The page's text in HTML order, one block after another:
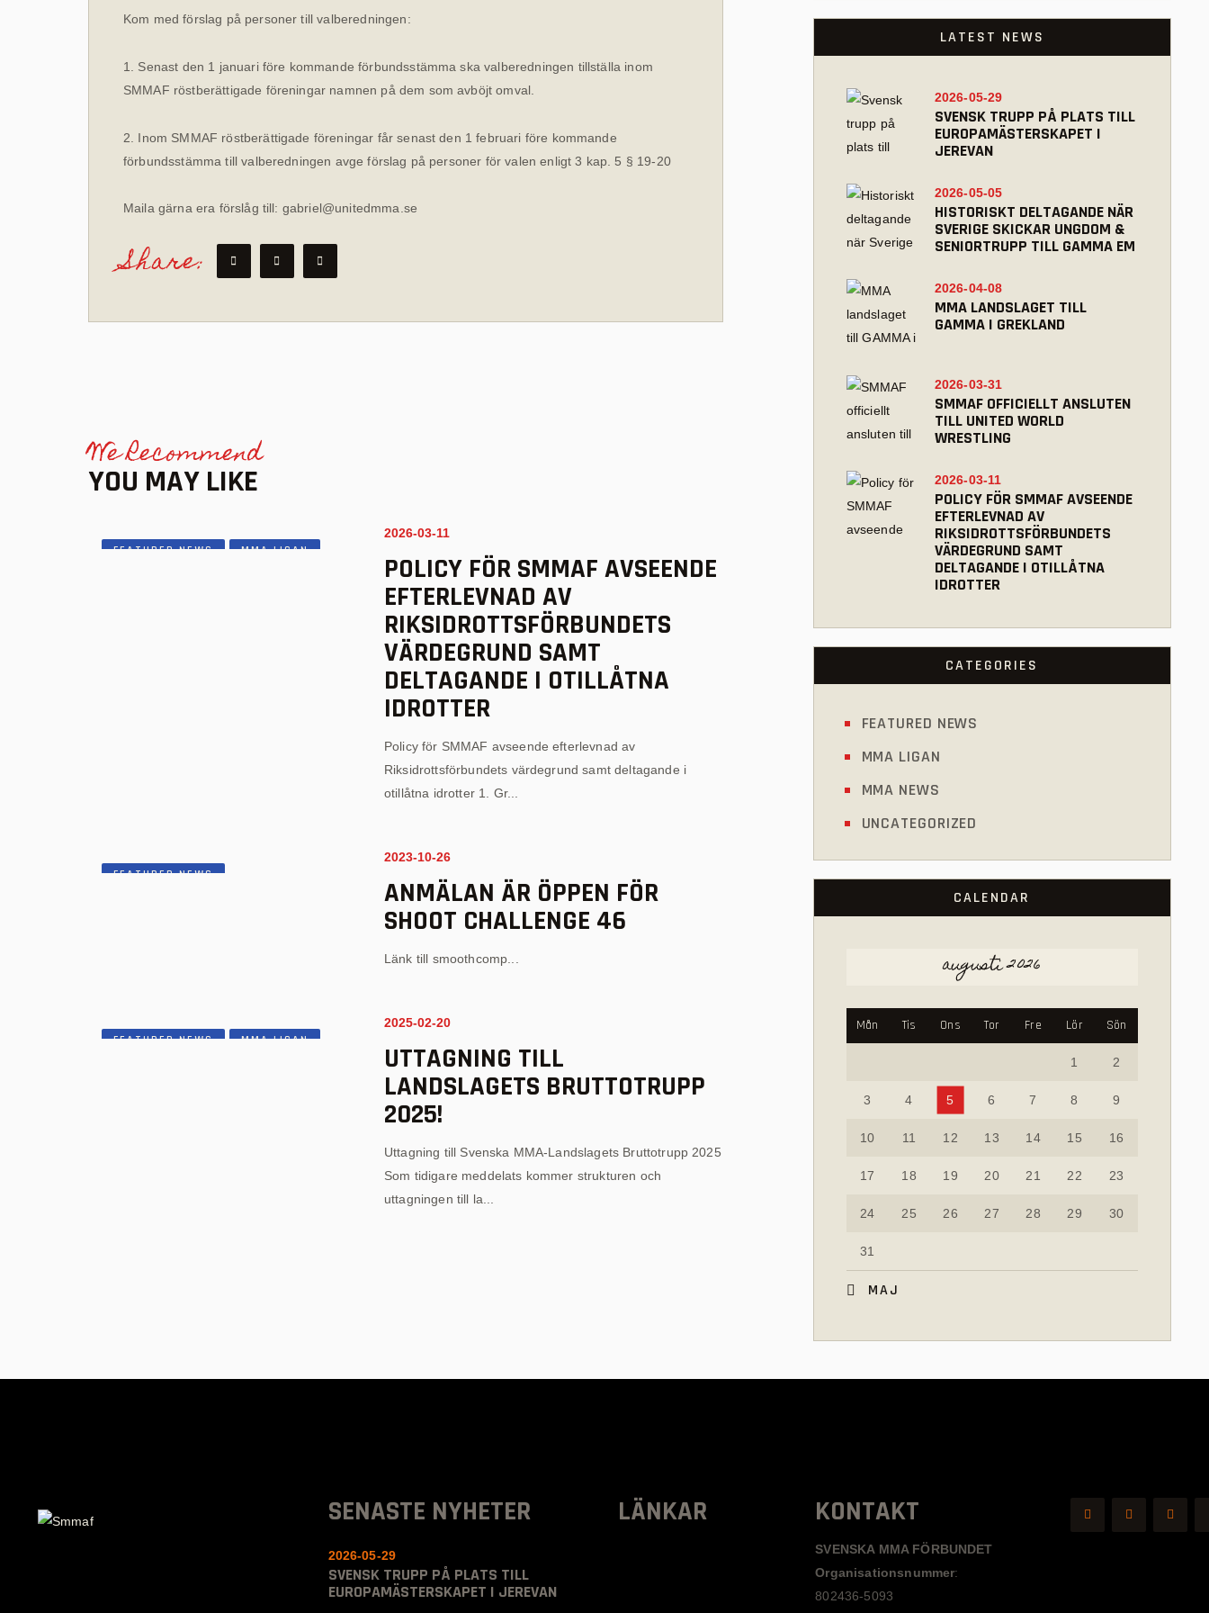
Kom med förslag på personer till valberedningen:
1. Senast den 1 januari före kommande förbundsstämma ska valberedningen tillställa inom
SMMAF röstberättigade föreningar namnen på dem som avböjt omval.
2. Inom SMMAF röstberättigade föreningar får senast den 1 februari före kommande
förbundsstämma till valberedningen avge förslag på personer för valen enligt 3 kap. 5 § 19-20
Maila gärna era förslåg till: gabriel@unitedmma.se
Share:
We Recommend
YOU MAY LIKE
FEATURED NEWS
MMA LIGAN
2026-03-11
POLICY FÖR SMMAF AVSEENDE
EFTERLEVNAD AV
RIKSIDROTTSFÖRBUNDETS
VÄRDEGRUND SAMT
DELTAGANDE I OTILLÅTNA
IDROTTER
Policy för SMMAF avseende efterlevnad av
Riksidrottsförbundets värdegrund samt deltagande i
otillåtna idrotter 1. Gr...
FEATURED NEWS
2023-10-26
ANMÄLAN ÄR ÖPPEN FÖR
SHOOT CHALLENGE 46
Länk till smoothcomp...
FEATURED NEWS
MMA LIGAN
2025-02-20
UTTAGNING TILL
LANDSLAGETS BRUTTOTRUPP
2025!
Uttagning till Svenska MMA-Landslagets Bruttotrupp 2025
Som tidigare meddelats kommer strukturen och
uttagningen till la...
LATEST NEWS
SVENSK TRUPP PÅ PLATS TILL
EUROPAMÄSTERSKAPET I
JEREVAN
2026-05-29
HISTORISKT DELTAGANDE NÄR
SVERIGE SKICKAR UNGDOM &
SENIORTRUPP TILL GAMMA EM
2026-05-05
MMA LANDSLAGET TILL
GAMMA I GREKLAND
2026-04-08
SMMAF OFFICIELLT ANSLUTEN
TILL UNITED WORLD
WRESTLING
2026-03-31
POLICY FÖR SMMAF AVSEENDE
EFTERLEVNAD AV
RIKSIDROTTSFÖRBUNDETS
VÄRDEGRUND SAMT
DELTAGANDE I OTILLÅTNA
IDROTTER
2026-03-11
CATEGORIES
FEATURED NEWS
MMA LIGAN
MMA NEWS
UNCATEGORIZED
CALENDAR
augusti 2026
Mån Tis Ons Tor Fre Lör Sön
1 2
3 4 5 6 7 8 9
10 11 12 13 14 15 16
17 18 19 20 21 22 23
24 25 26 27 28 29 30
31
« MAJ
SENASTE NYHETER
SVENSK TRUPP PÅ PLATS TILL
EUROPAMÄSTERSKAPET I JEREVAN
2026-05-29
LÄNKAR KONTAKT
SVENSKA MMA FÖRBUNDET
Organisationsnummer:
802436-5093